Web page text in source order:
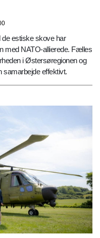
de estiske skove har
NATO-allierede. Fælles
i Østersøregionen og
samarbejde effektivt.